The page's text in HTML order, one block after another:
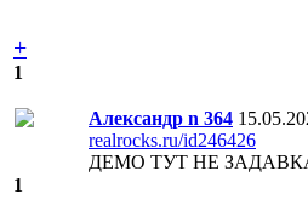
+
1
Александр n 364
realrocks.ru/id246426
ДЕМО ТУТ НЕ
1